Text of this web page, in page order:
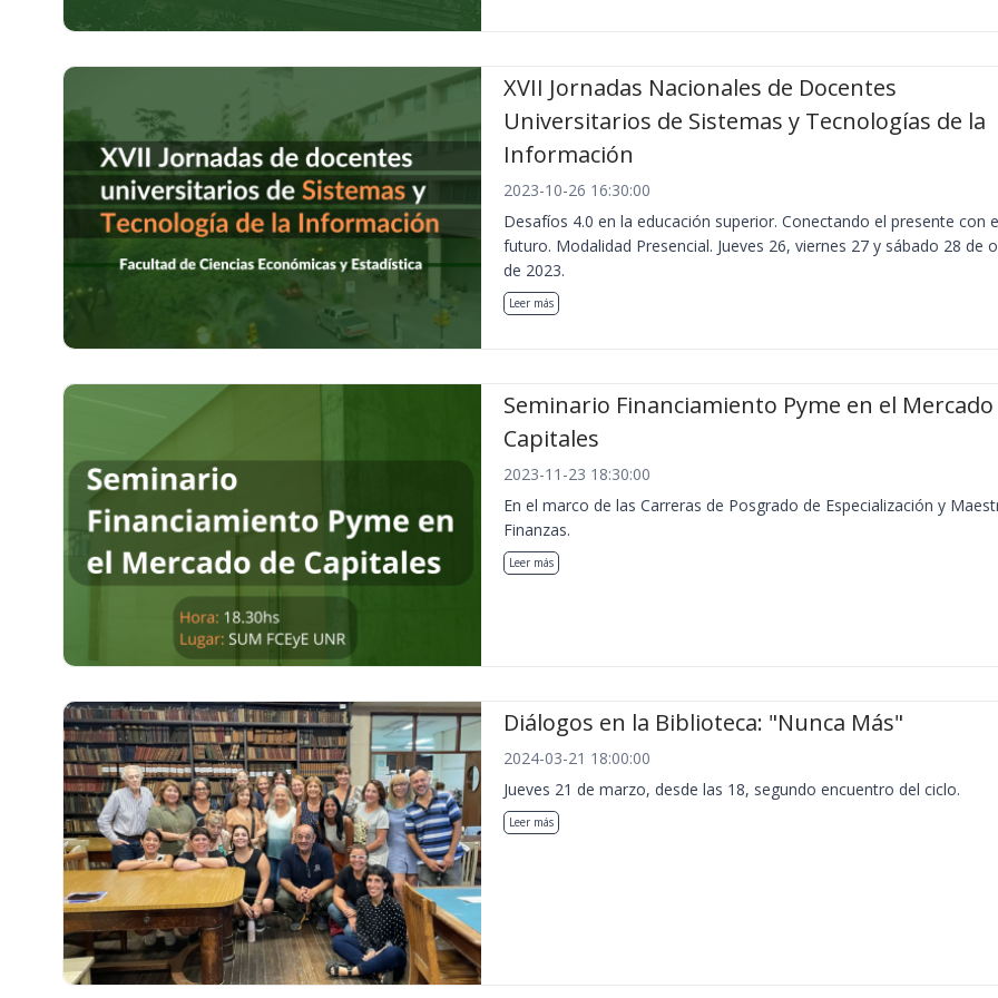
XVII Jornadas Nacionales de Docentes
Universitarios de Sistemas y Tecnologías de la
Información
2023-10-26 16:30:00
Desafíos 4.0 en la educación superior. Conectando el presente con
futuro. Modalidad Presencial. Jueves 26, viernes 27 y sábado 28 de
de 2023.
Leer más
Seminario Financiamiento Pyme en el Mercado
Capitales
2023-11-23 18:30:00
En el marco de las Carreras de Posgrado de Especialización y
Finanzas.
Leer más
Diálogos en la Biblioteca: "Nunca Más"
2024-03-21 18:00:00
Jueves 21 de marzo, desde las 18, segundo encuentro del ciclo.
Leer más